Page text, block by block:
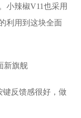
小辣椒V11也采用
利用到这块全面
反馈感很好，做